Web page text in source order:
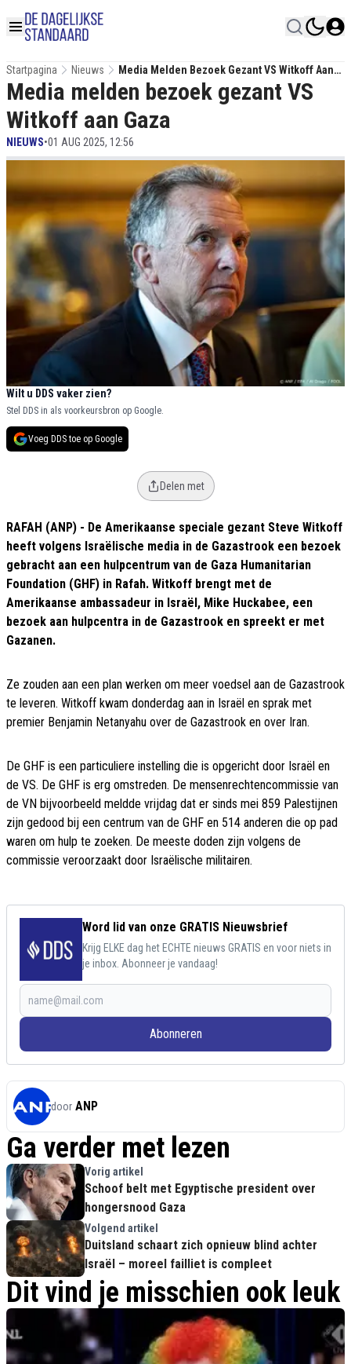
Startpagina Nieuws
Media Melden Bezoek Gezant VS Witkoff Aan
Gaza
Media melden bezoek gezant VS
Witkoff aan Gaza
NIEUWS•01 AUG 2025, 12:56
Wilt u DDS vaker zien?
Stel DDS in als voorkeursbron op Google.
Voeg DDS toe op Google
Delen met
RAFAH (ANP) - De Amerikaanse speciale gezant Steve Witkoff
heeft volgens Israëlische media in de Gazastrook een bezoek
gebracht aan een hulpcentrum van de Gaza Humanitarian
Foundation (GHF) in Rafah. Witkoff brengt met de
Amerikaanse ambassadeur in Israël, Mike Huckabee, een
bezoek aan hulpcentra in de Gazastrook en spreekt er met
Gazanen.
Ze zouden aan een plan werken om meer voedsel aan de Gazastrook
te leveren. Witkoff kwam donderdag aan in Israël en sprak met
premier Benjamin Netanyahu over de Gazastrook en over Iran.
De GHF is een particuliere instelling die is opgericht door Israël en
de VS. De GHF is erg omstreden. De mensenrechtencommissie van
de VN bijvoorbeeld meldde vrijdag dat er sinds mei 859 Palestijnen
zijn gedood bij een centrum van de GHF en 514 anderen die op pad
waren om hulp te zoeken. De meeste doden zijn volgens de
commissie veroorzaakt door Israëlische militairen.
Word lid van onze GRATIS Nieuwsbrief
Krijg ELKE dag het ECHTE nieuws GRATIS en voor niets in
je inbox. Abonneer je vandaag!
Abonneren
door ANP
Ga verder met lezen
Vorig artikel
Schoof belt met Egyptische president over
hongersnood Gaza
Volgend artikel
Duitsland schaart zich opnieuw blind achter
Israël – moreel failliet is compleet
Dit vind je misschien ook leuk